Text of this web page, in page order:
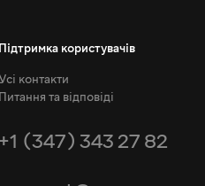
Підтримка користувачів
контакти
Питання та відповіді
+1 (347) 343 27 82